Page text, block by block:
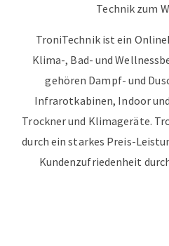
Technik zum
TroniTechnik ist ein
Klima-, Bad- und
gehören Dampf- und
Infrarotkabinen, Indoor
Trockner und Klimageräte.
durch ein starkes Preis-
Kundenzufriedenheit